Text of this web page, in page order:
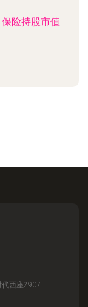
险持股市值
西座2907